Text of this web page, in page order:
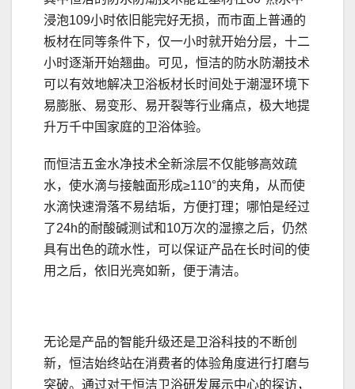
浸泡109小时依旧能完好无损，而市面上普通的
板材在同等条件下，仅一小时就开始分层，十二
小时逐渐开始翘曲。可见，恒洁的防水防潮技术
可以有效地解决卫浴板材长时间处于潮湿环境下
易膨胀、易变形、易开裂等行业痛点，极大地提
升万千中国家庭的卫浴体验。
而恒洁五金水净技术全新涂层不仅能够高效疏
水，使水滴与接触面形成≥110°的夹角，从而使
水滴快速滑落不易结垢，方便打理；哪怕是经过
了24h的耐酸碱测试和10万次的湿擦之后，仍然
具有出色的疏水性，可以保证产品在长时间的使
用之后，依旧光亮如新，便于清洁。
无论是产品的智能升级还是卫浴科技的不断创
新，恒洁始终站在消费者的体验角度进行打磨与
突破。通过对于恒洁卫浴研发展示中心的探访，